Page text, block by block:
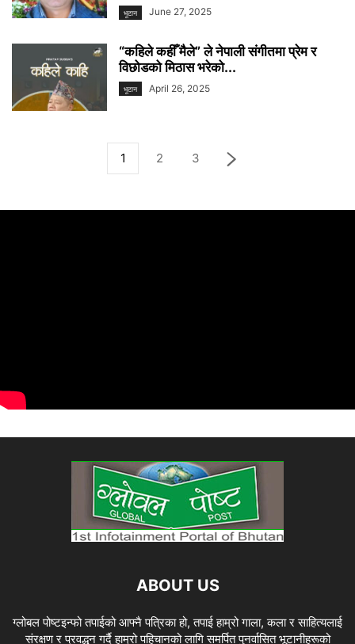
भूटान June 27, 2025
“कहिले कहीँ मैले” ले नेपाली संगीतमा प्रेम र
विछोडको मिठास भरेको...
भूटान April 26, 2025
1 2 3
ABOUT US
ग्लोबल पोष्टइन्फो तपाईको आफ्नै पत्रिका हो, तपाई हाम्रो गाला, कला र साहित्यलाई
संरक्षण र प्रवद्धन गर्दै हाम्रो पहिचानको लागि समर्पित पुनर्वासित भूटानीहरूको